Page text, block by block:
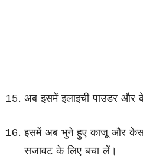
अब इसमें इलाइची पाउडर और
इसमें अब भुने हुए काजू और
सजावट के लिए बचा लें।